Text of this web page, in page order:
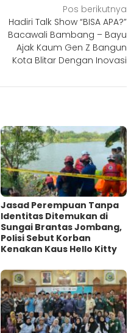
Pos berikutnya
Hadiri Talk Show “BISA APA?”
Bacawali Bambang – Bayu
Ajak Kaum Gen Z Bangun
Kota Blitar Dengan Inovasi
Jasad Perempuan Tanpa
Identitas Ditemukan di
Sungai Brantas Jombang,
Polisi Sebut Korban
Kenakan Kaus Hello Kitty